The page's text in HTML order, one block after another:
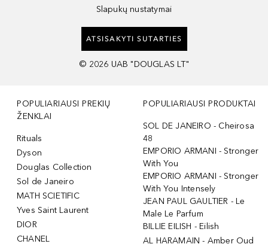
Slapukų nustatymai
ATSISAKYTI SUTARTIES
© 2026 UAB "DOUGLAS LT"
POPULIARIAUSI PREKIŲ
ŽENKLAI
Rituals
Dyson
Douglas Collection
Sol de Janeiro
MATH SCIETIFIC
Yves Saint Laurent
DIOR
CHANEL
POPULIARIAUSI PRODUKTAI
SOL DE JANEIRO - Cheirosa
48
EMPORIO ARMANI - Stronger
With You
EMPORIO ARMANI - Stronger
With You Intensely
JEAN PAUL GAULTIER - Le
Male Le Parfum
BILLIE EILISH - Eilish
AL HARAMAIN - Amber Oud